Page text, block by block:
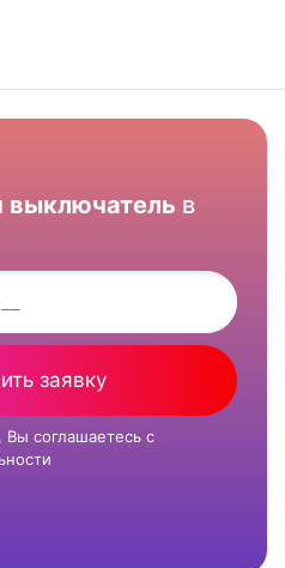
выключатель в
заявку
соглашаетесь с